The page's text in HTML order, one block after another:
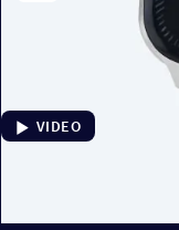
VIDEO